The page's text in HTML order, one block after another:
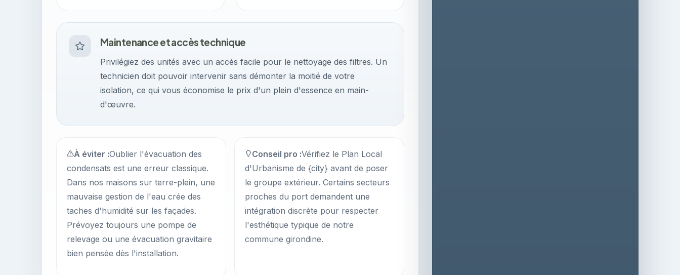
Maintenance et accès technique
Privilégiez des unités avec un accès facile pour le nettoyage des filtres. Un
technicien doit pouvoir intervenir sans démonter la moitié de votre
isolation, ce qui vous économise le prix d'un plein d'essence en main-
d'œuvre.
À éviter :Oublier l'évacuation des
condensats est une erreur classique.
Dans nos maisons sur terre-plein, une
mauvaise gestion de l'eau crée des
taches d'humidité sur les façades.
Prévoyez toujours une pompe de
relevage ou une évacuation gravitaire
bien pensée dès l'installation.
Conseil pro :Vérifiez le Plan Local
d'Urbanisme de {city} avant de poser
le groupe extérieur. Certains secteurs
proches du port demandent une
intégration discrète pour respecter
l'esthétique typique de notre
commune girondine.